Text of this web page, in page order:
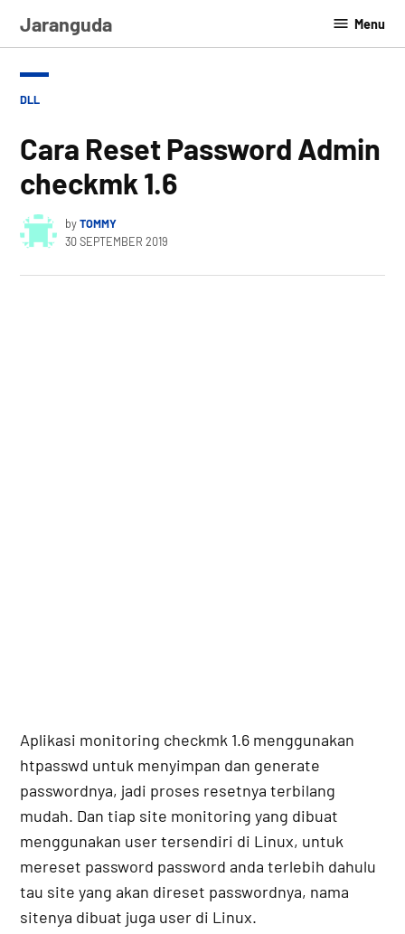
Jaranguda Menu
POSTED
DLL
Cara Reset Password Admin
checkmk 1.6
byTOMMY
30 SEPTEMBER 2019
Aplikasi monitoring checkmk 1.6 menggunakan
htpasswd untuk menyimpan dan generate
passwordnya, jadi proses resetnya terbilang
mudah. Dan tiap site monitoring yang dibuat
menggunakan user tersendiri di Linux, untuk
mereset password password anda terlebih dahulu
tau site yang akan direset passwordnya, nama
sitenya dibuat juga user di Linux.